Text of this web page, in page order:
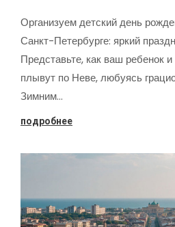
Организуем детский день
Санкт-Петербурге: яркий
Представьте, как ваш ребенок
плывут по Неве, любуясь
Зимним…
подробнее